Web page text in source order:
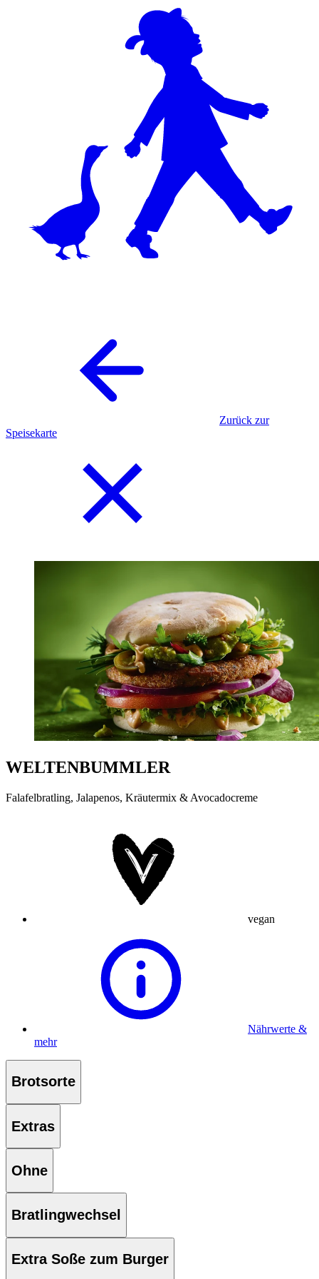
Zurück zur
Speisekarte
WELTENBUMMLER
Falafelbratling, Jalapenos, Kräutermix & Avocadocreme
vegan
Nährwerte &
mehr
Brotsorte
Extras
Ohne
Bratlingwechsel
Extra Soße zum Burger